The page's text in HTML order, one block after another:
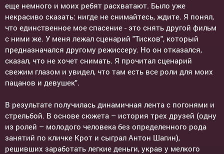
еще немного и моих ребят расхватают. Было уже
некрасиво сказать: нигде не снимайтесь, ждите. Я понял,
что единственное мое спасение - это снять другой фильм
с ними же. У меня лежал сценарий "Тисков", который
предназначался другому режиссеру. Но он отказался,
сказал, что не хочет снимать. Я прочитал сценарий
свежим глазом и увидел, что там есть все роли для моих
пацанов и девушек".
В результате получилась динамичная лента с погонями и
стрельбой. В основе сюжета – история трех друзей (одну
из ролей – молодого человека без определенного рода
занятий по кличке Крот и сыграл Антон Шагин),
решивших заработать легкие деньги, украв у мелкого